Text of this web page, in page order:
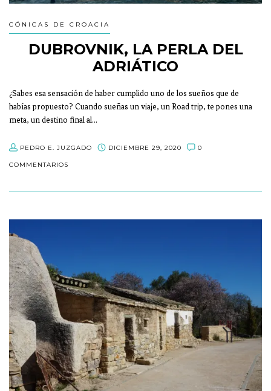
CÓNICAS DE CROACIA
DUBROVNIK, LA PERLA DEL
ADRIÁTICO
¿Sabes esa sensación de haber cumplido uno de los sueños que de
habías propuesto? Cuando sueñas un viaje, un Road trip, te pones una
meta, un destino final al…
PEDRO E. JUZGADO DICIEMBRE 29, 2020 0
COMMENTARIOS